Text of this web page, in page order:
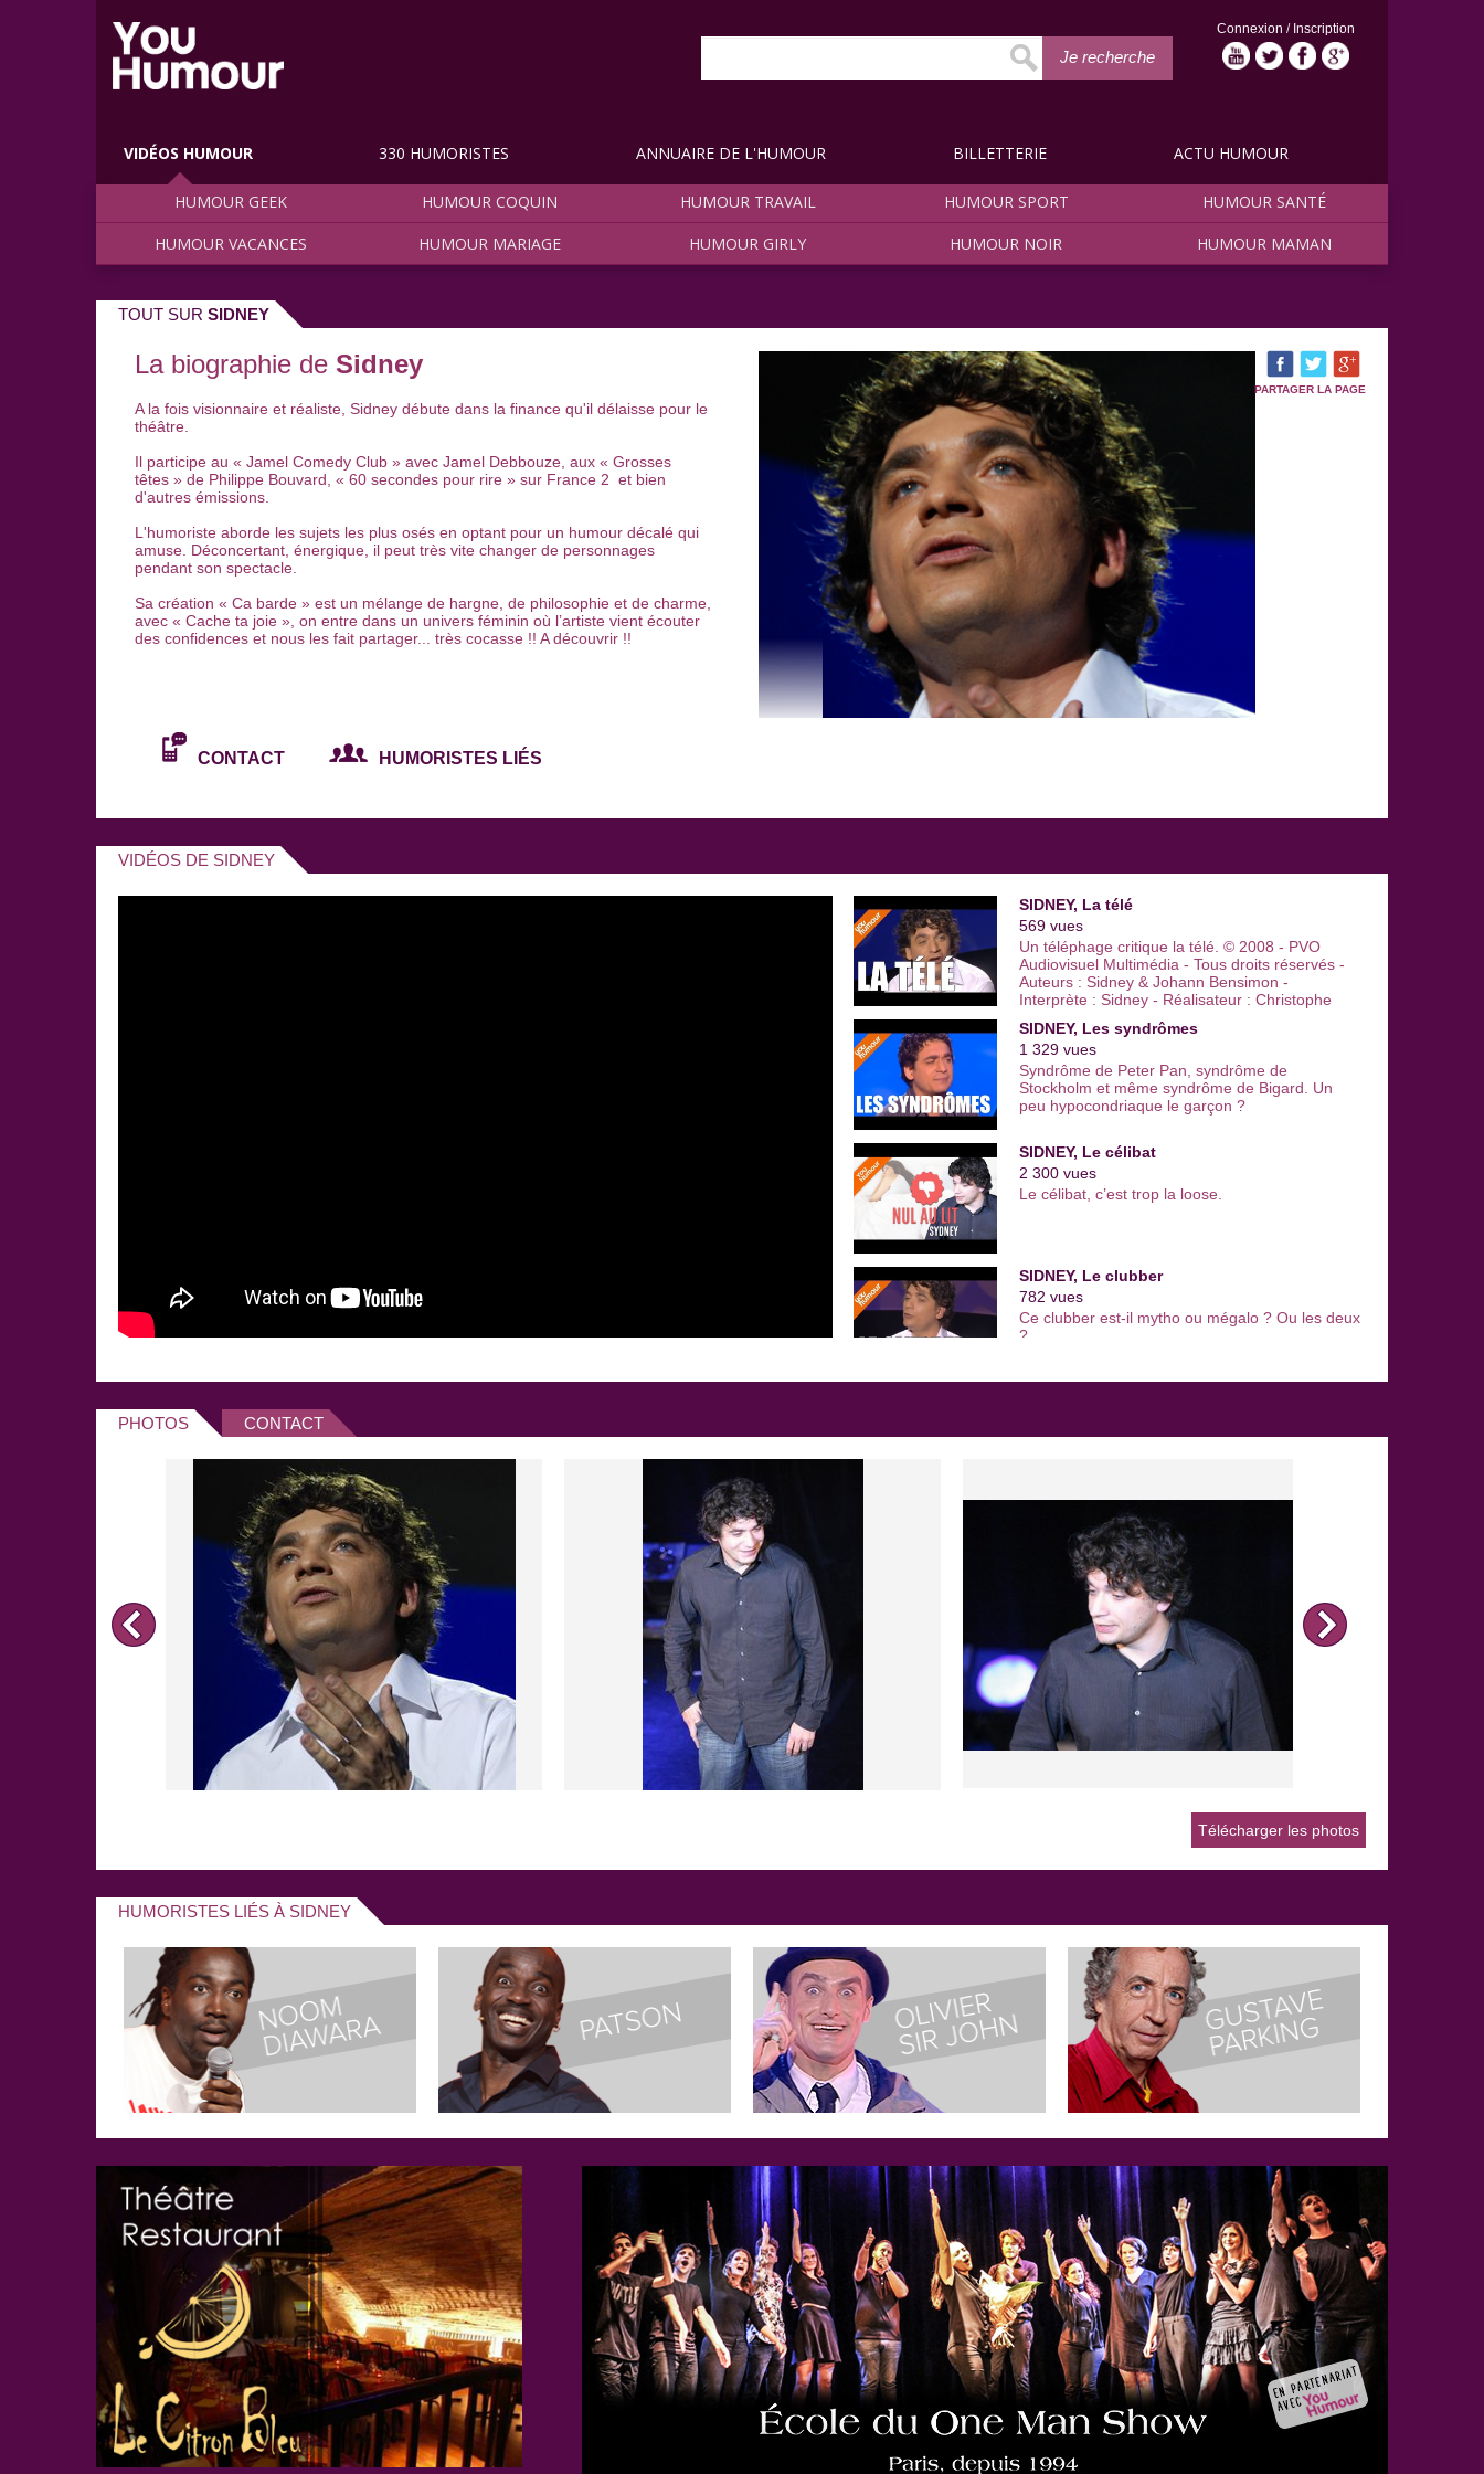
Connexion / Inscription
Je recherche
VIDÉOS HUMOUR
HUMOUR GEEK HUMOUR COQUIN HUMOUR TRAVAIL HUMOUR SPORT
HUMOUR SANTÉ
HUMOUR VACANCES
HUMOUR MARIAGE HUMOUR GIRLY HUMOUR NOIR HUMOUR MAMAN
330 HUMORISTES ANNUAIRE DE L'HUMOUR BILLETTERIE ACTU HUMOUR
TOUT SUR SIDNEY
PARTAGER LA PAGE
La biographie de Sidney
A la fois visionnaire et réaliste, Sidney débute dans la finance qu'il délaisse pour le
théâtre.
Il participe au « Jamel Comedy Club » avec Jamel Debbouze, aux « Grosses
têtes » de Philippe Bouvard, « 60 secondes pour rire » sur France 2 et bien
d'autres émissions.
L'humoriste aborde les sujets les plus osés en optant pour un humour décalé qui
amuse. Déconcertant, énergique, il peut très vite changer de personnages
pendant son spectacle.
Sa création « Ca barde » est un mélange de hargne, de philosophie et de charme,
avec « Cache ta joie », on entre dans un univers féminin où l’artiste vient écouter
des confidences et nous les fait partager... très cocasse !! A découvrir !!
CONTACT HUMORISTES LIÉS
VIDÉOS DE SIDNEY
SIDNEY, La télé
569 vues
Un téléphage critique la télé. © 2008 - PVO
Audiovisuel Multimédia - Tous droits réservés -
Auteurs : Sidney & Johann Bensimon -
Interprète : Sidney - Réalisateur : Christophe
SIDNEY, Les syndrômes
1 329 vues
Syndrôme de Peter Pan, syndrôme de
Stockholm et même syndrôme de Bigard. Un
peu hypocondriaque le garçon ?
SIDNEY, Le célibat
2 300 vues
Le célibat, c’est trop la loose.
SIDNEY, Le clubber
782 vues
Ce clubber est-il mytho ou mégalo ? Ou les deux
?
Mais si l’amitié homme-femme, c’est possible.
SIDNEY, La religion
2 599 vues
Petites disgressions politiquement incorrectes
sur la religion. 2008 - PVO Audiovisuel
Multimédia - Tous droits réservés - Auteurs :
Sidney & Johann Bensimon - Interprète : Sidney
- Réalisateur : Christophe Franck - Titre du
sketch : "La religion".
PHOTOS CONTACT
Télécharger les photos
HUMORISTES LIÉS À SIDNEY